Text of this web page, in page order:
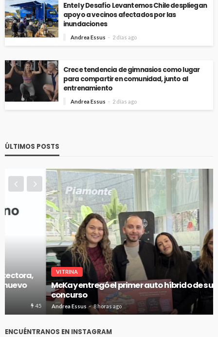
Entel y Desafío Levantemos Chile despliegan
apoyo a vecinos afectados por las
inundaciones
Andrea Essus 2 días ago
Crece tendencia de gimnasios como lugar
para compartir en comunidad, junto al
entrenamiento
Andrea Essus 2 días ago
ÚLTIMOS POSTS
VITRINA
McKay entregó el primer auto híbrido de su gran
concurso
Andrea Essus 8 horas ago
ENCUÉNTRANOS EN INSTAGRAM